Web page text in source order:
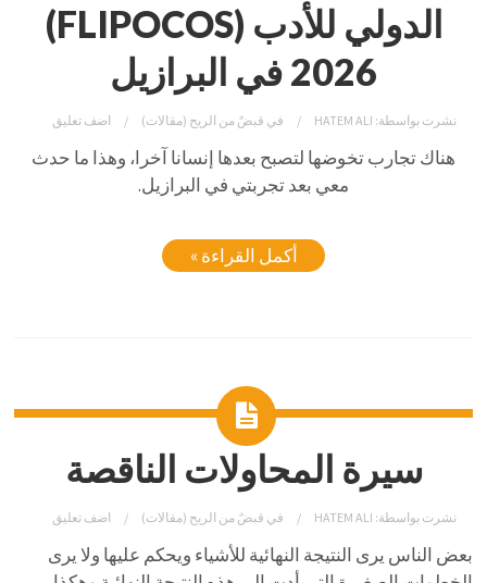
الدولي للأدب (FLIPOCOS)
2026 في البرازيل
نشرت بواسطة: HATEM ALI في قبضٌ من الريح (مقالات) اضف تعليق
هناك تجارب تخوضها لتصبح بعدها إنسانا آخرا، وهذا ما حدث
معي بعد تجربتي في البرازيل.
أكمل القراءة »
سيرة المحاولات الناقصة
نشرت بواسطة: HATEM ALI في قبضٌ من الريح (مقالات) اضف تعليق
بعض الناس يرى النتيجة النهائية للأشياء ويحكم عليها ولا يرى